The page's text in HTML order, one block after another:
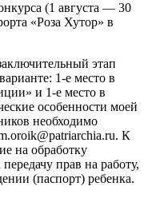
(1 августа — 30
«Роза Хутор» в
этап
1-е место в
и 1-е место в
особенности моей
необходимо
К
на обработку
прав на работу,
(паспорт) ребенка.